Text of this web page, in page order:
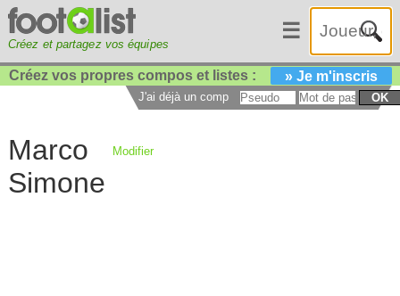
Créez et partagez vos équipes
☰
Créez vos propres compos et listes : » Je m'inscris
J'ai déjà un compte : OK
Marco
Simone
Modifier